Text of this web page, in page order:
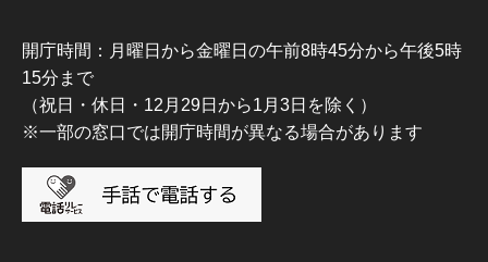
開庁時間：月曜日から金曜日の午前8時45分から午後5時
15分まで
（祝日・休日・12月29日から1月3日を除く）
※一部の窓口では開庁時間が異なる場合があります